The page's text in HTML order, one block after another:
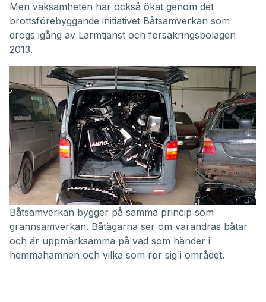
Men vaksamheten har också ökat genom det
brottsförebyggande initiativet Båtsamverkan som
drogs igång av Larmtjänst och försäkringsbolagen
2013.
Båtsamverkan bygger på samma princip som
grannsamverkan. Båtägarna ser om varandras båtar
och är uppmärksamma på vad som händer i
hemmahamnen och vilka som rör sig i området.